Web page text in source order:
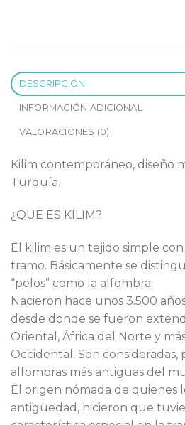
DESCRIPCIÓN
INFORMACIÓN ADICIONAL
VALORACIONES (0)
Kilim contemporáneo, diseño
Turquía.
¿QUE ES KILIM?
El kilim es un tejido simple
tramo. Básicamente se
“pelos” como la alfombra.
Nacieron hace unos 3.500
desde donde se fueron
Oriental, África del Norte y
Occidental. Son consideradas,
alfombras más antiguas del
El origen nómada de quienes
antigüedad, hicieron que